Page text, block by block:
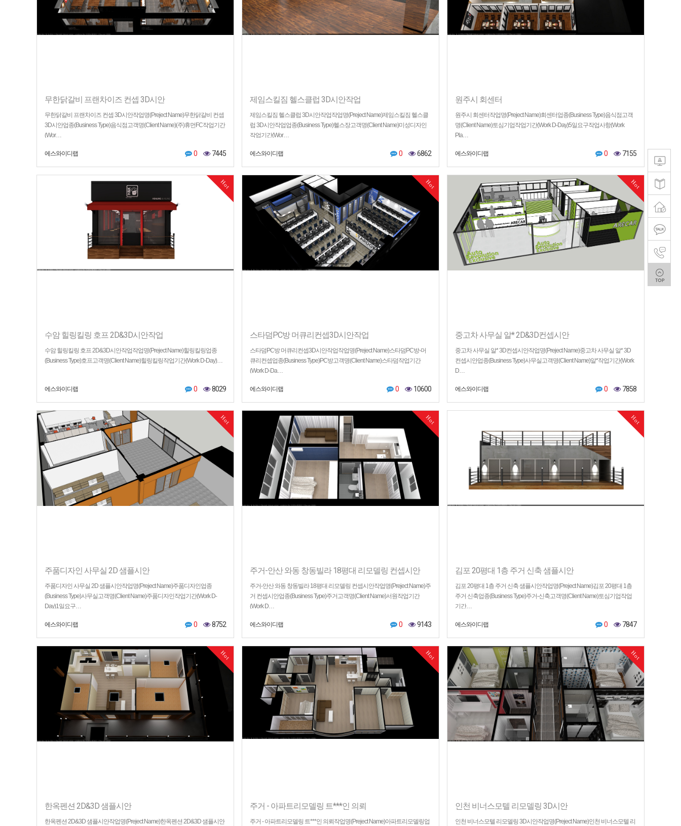
무한닭갈비 프랜차이즈 컨셉 3D시안
무한닭갈비 프랜차이즈 컨셉 3D시안작업명(Preject Name)무한닭갈비 컨셉
3D시안업종(Business Type)음식점고객명(Client Name)(주)휴먼FC작업기간
(Wor…
에스와이디랩 0 7445
제임스킬짐 헬스클럽 3D시안작업
제임스킬짐 헬스클럽 3D시안작업작업명(Preject Name)제임스킬짐 헬스클
럽 3D시안작업업종(Business Type)헬스장고객명(Client Name)미성디자인
작업기간(Wor…
에스와이디랩 0 6862
원주시 회센터
원주시 회센터작업명(Preject Name)회센터업종(Business Type)음식점고객
명(Client Name)토심기업작업기간(Work D-Day)5일요구작업사항(Work
Pla…
에스와이디랩 0 7155
Hot
수암 힐링킬링 호프 2D&3D시안작업
수암 힐링킬링 호프 2D&3D시안작업작업명(Preject Name)힐링킬링업종
(Business Type)호프고객명(Client Name)힐링킬링작업기간(Work D-Day)…
에스와이디랩 0 8029
Hot
스타덤PC방 머큐리컨셉3D시안작업
스타덤PC방 머큐리컨셉3D시안작업작업명(Preject Name)스타덤PC방-머
큐리컨셉업종(Business Type)PC방고객명(Client Name)스타덤작업기간
(Work D-Da…
에스와이디랩 0 10600
Hot
중고차 사무실 알* 2D&3D컨셉시안
중고차 사무실 알* 3D컨셉시안작업명(Preject Name)중고차 사무실 알* 3D
컨셉시안업종(Business Type)사무실고객명(Client Name)알*작업기간(Work
D…
에스와이디랩 0 7858
Hot
주품디자인 사무실 2D 샘플시안
주품디자인 사무실 2D 샘플시안작업명(Preject Name)주품디자인업종
(Business Type)사무실고객명(Client Name)주품디자인작업기간(Work D-
Day)1일요구…
에스와이디랩 0 8752
Hot
주거-안산 와동 창동빌라 18평대 리모델링 컨셉시안
주거-안산 와동 창동빌라 18평대 리모델링 컨셉시안작업명(Preject Name)주
거 컨셉시안업종(Business Type)주거고객명(Client Name)서원작업기간
(Work D…
에스와이디랩 0 9143
Hot
김포 20평대 1층 주거 신축 샘플시안
김포 20평대 1층 주거 신축 샘플시안작업명(Preject Name)김포 20평대 1층
주거 신축업종(Business Type)주거-신축고객명(Client Name)토심기업작업
기간…
에스와이디랩 0 7847
Hot
한옥펜션 2D&3D 샘플시안
한옥펜션 2D&3D 샘플시안작업명(Preject Name)한옥펜션 2D&3D 샘플시안
Hot
주거 - 아파트리모델링 트***인 의뢰
주거 - 아파트리모델링 트***인 의뢰작업명(Preject Name)아파트리모델링업
Hot
인천 비너스모텔 리모델링 3D시안
인천 비너스모텔 리모델링 3D시안작업명(Preject Name)인천 비너스모텔 리